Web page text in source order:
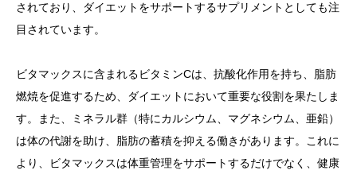
されており、ダイエットをサポートするサプリメントとしても注
目されています。
ビタマックスに含まれるビタミンCは、抗酸化作用を持ち、脂肪
燃焼を促進するため、ダイエットにおいて重要な役割を果たしま
す。また、ミネラル群（特にカルシウム、マグネシウム、亜鉛）
は体の代謝を助け、脂肪の蓄積を抑える働きがあります。これに
より、ビタマックスは体重管理をサポートするだけでなく、健康